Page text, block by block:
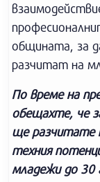
общината, за
разчитат на
По време на
обещахте, че
ще разчитате
техния
младежи до 30